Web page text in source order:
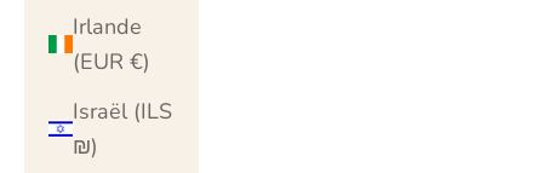
Irlande
(EUR €)
Israël (ILS
₪)